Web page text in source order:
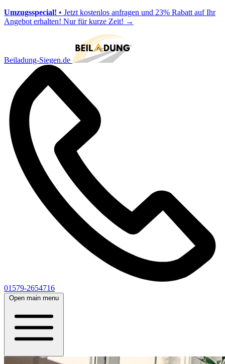
Umzugsspecial! • Jetzt kostenlos anfragen und 23% Rabatt auf Ihr
Angebot erhalten! Nur für kurze Zeit! →
Beiladung-Siegen.de
01579-2654716
Open main menu